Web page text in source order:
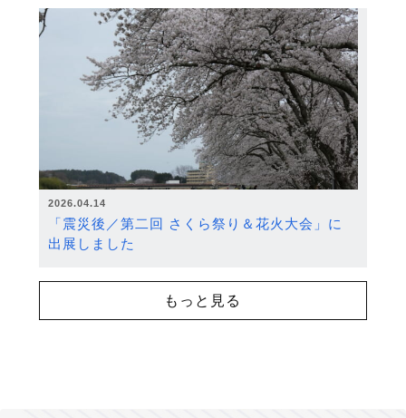
2026.04.14
「震災後／第二回 さくら祭り＆花火大会」に
出展しました
もっと見る